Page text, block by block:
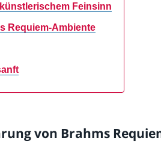
Feinsinn
Requiem-Ambiente
von Brahms